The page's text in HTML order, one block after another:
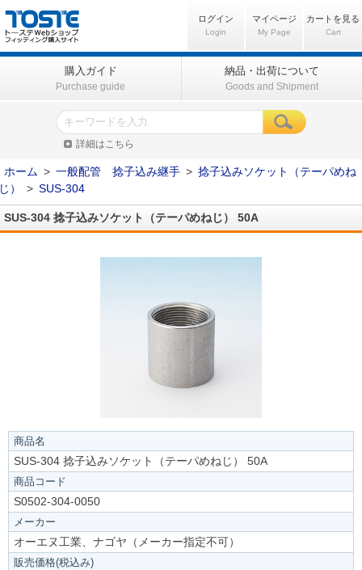
ログイン
Login
マイページ
My Page
カートを見る
Cart
購入ガイド
Purchase guide
納品・出荷について
Goods and Shipment
詳細はこちら
ホーム > 一般配管 捻子込み継手 > 捻子込みソケット（テーパめね
）
> SUS-304
SUS-304 捻子込みソケット（テーパめねじ） 50A
商品名
SUS-304 捻子込みソケット（テーパめねじ） 50A
商品コード
S0502-304-0050
メーカー
オーエヌ工業、ナゴヤ（メーカー指定不可）
販売価格(税込み)